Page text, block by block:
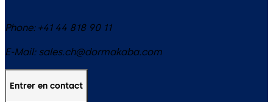
Phone: +41 44 818 90 11
E-Mail: sales.ch@dormakaba.com
Entrer en contact